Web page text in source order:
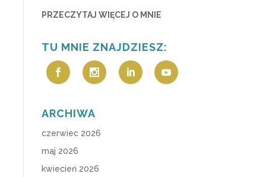
PRZECZYTAJ WIĘCEJ O MNIE
TU MNIE ZNAJDZIESZ:
ARCHIWA
czerwiec 2026
maj 2026
kwiecień 2026